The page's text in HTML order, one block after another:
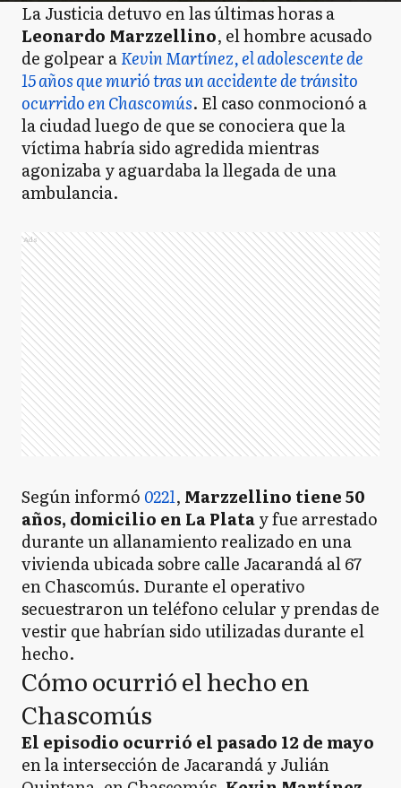
La Justicia detuvo en las últimas horas a
Leonardo Marzzellino, el hombre acusado
de golpear aKevin Martínez, el adolescente de
15 años que murió tras un accidente de tránsito
ocurrido en Chascomús. El caso conmocionó a
la ciudad luego de que se conociera que la
víctima habría sido agredida mientras
agonizaba y aguardaba la llegada de una
ambulancia.
Ads
Según informó 0221, Marzzellino tiene 50
años, domicilio en La Platay fue arrestado
durante un allanamiento realizado en una
vivienda ubicada sobre calle Jacarandá al 67
en Chascomús. Durante el operativo
secuestraron un teléfono celular y prendas de
vestir que habrían sido utilizadas durante el
hecho.
Cómo ocurrió el hecho en
Chascomús
El episodio ocurrió el pasado 12 de mayo
en la intersección de Jacarandá y Julián